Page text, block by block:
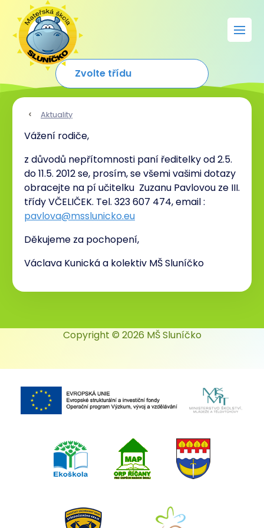
Aktuality
Vážení rodiče,
z důvodů nepřítomnosti paní ředitelky od 2.5.
do 11.5. 2012 se, prosím, se všemi vašimi dotazy
obracejte na pí učitelku Zuzanu Pavlovou ze III.
třídy VČELIČEK. Tel. 323 607 474, email :
pavlova@msslunicko.eu
Děkujeme za pochopení,
Václava Kunická a kolektiv MŠ Sluníčko
Copyright © 2026 MŠ Sluníčko